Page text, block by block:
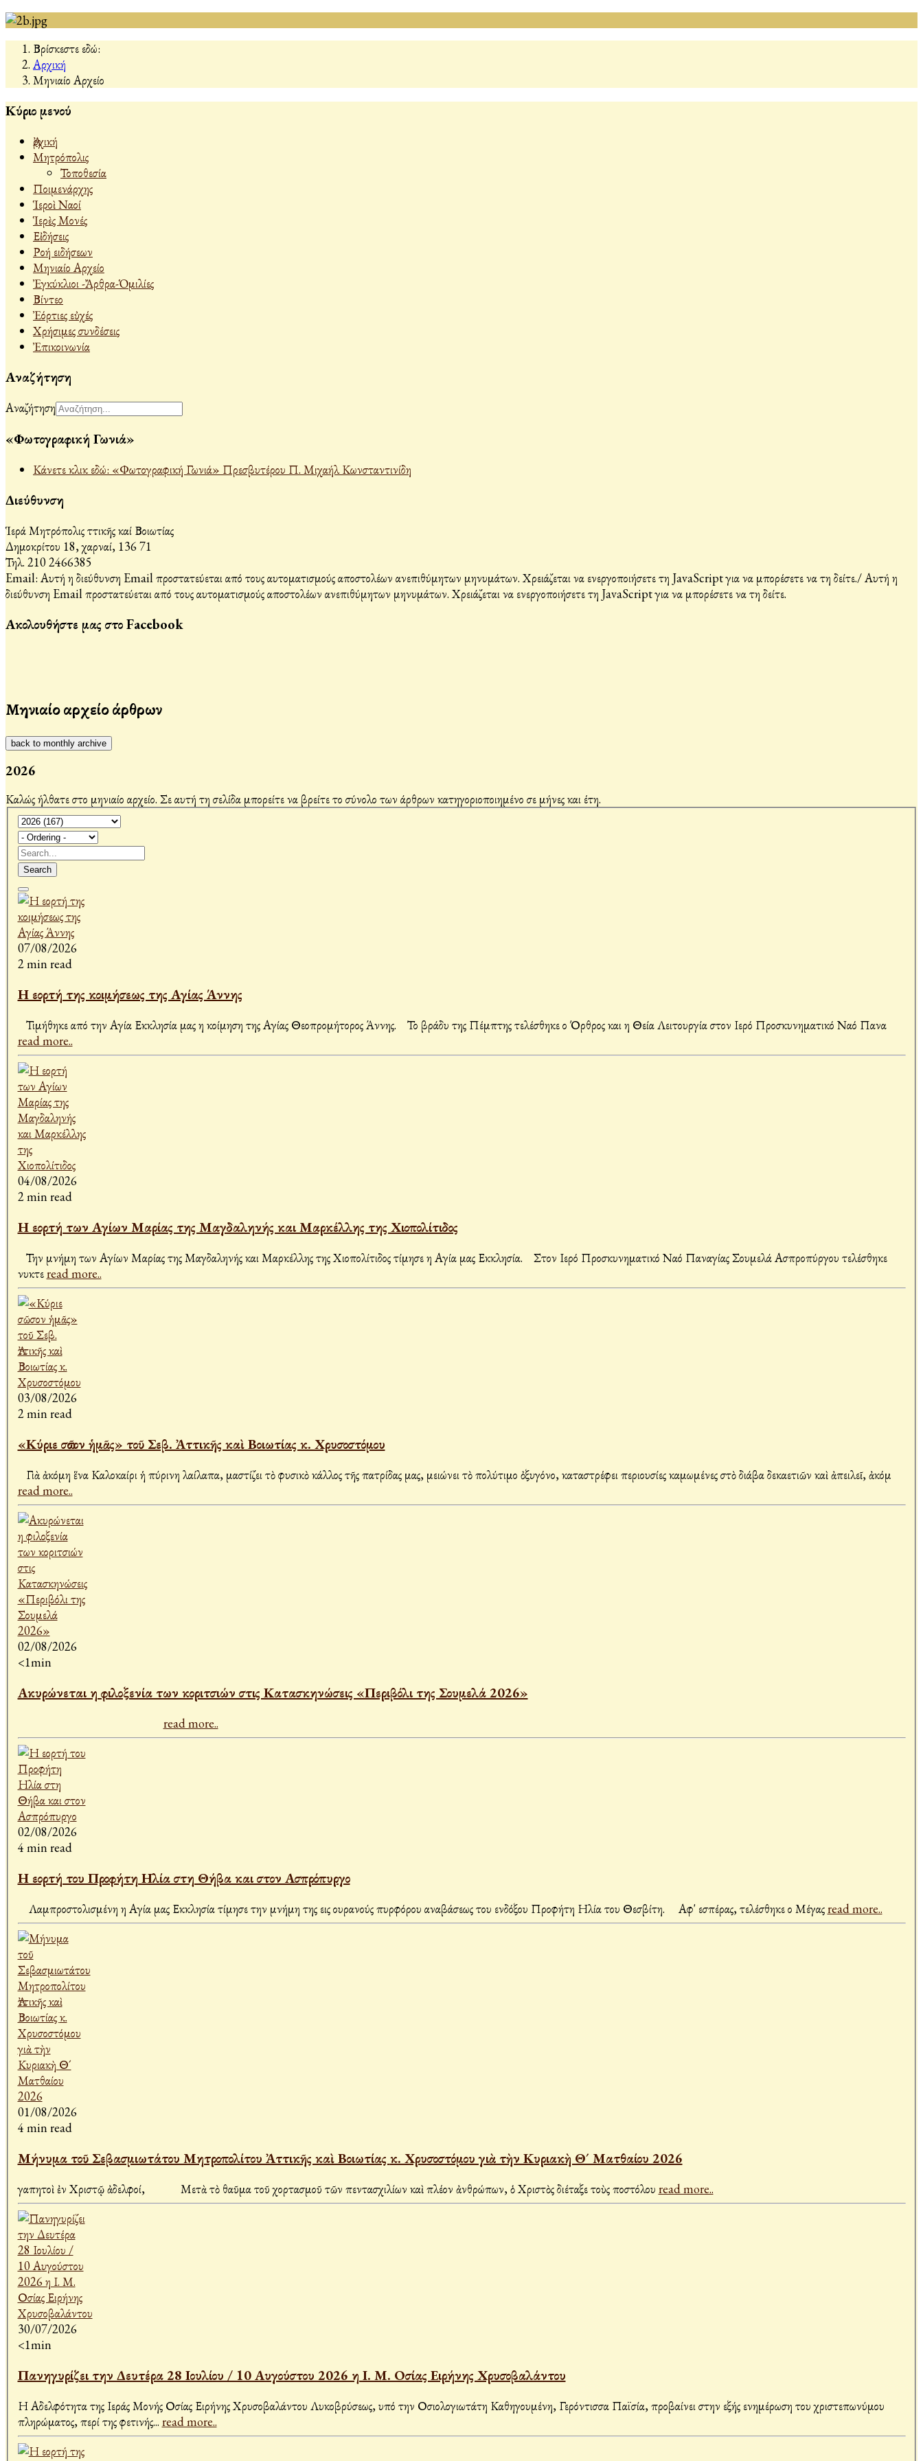
Βρίσκεστε εδώ:
Αρχική
Μηνιαίο Αρχείο
Κύριο μενού
Ἀρχική
Μητρόπολις
Τοποθεσία
Ποιμενάρχης
Ἱεροὶ Ναοί
Ἱερὲς Μονές
Εἰδήσεις
Ροή ειδήσεων
Μηνιαίο Αρχείο
Ἐγκύκλιοι -Ἄρθρα-Ὁμιλίες
Βίντεο
Ἐόρτιες εὐχές
Χρήσιμες συνδέσεις
Ἐπικοινωνία
Αναζήτηση
Αναζήτηση
«Φωτογραφική Γωνιά»
Κάνετε κλικ εδώ: «Φωτογραφική Γωνιά» Πρεσβυτέρου Π. Μιχαήλ Κωνσταντινίδη
Διεύθυνση
Ἱερά Μητρόπολις Ἀττικῆς καί Βοιωτίας
Δημοκρίτου 18, Ἀχαρναί, 136 71
Τηλ. 210 2466385
Email: Αυτή η διεύθυνση Email προστατεύεται από τους αυτοματισμούς αποστολέων ανεπιθύμητων μηνυμάτων. Χρειάζεται να ενεργοποιήσετε τη JavaScript για να μπορέσετε να τη δείτε./Αυτή η
διεύθυνση Email προστατεύεται από τους αυτοματισμούς αποστολέων ανεπιθύμητων μηνυμάτων. Χρειάζεται να ενεργοποιήσετε τη JavaScript για να μπορέσετε να τη δείτε.
Ακολουθήστε μας στο Facebook
Μηνιαίο αρχείο άρθρων
back to monthly archive
2026
Καλώς ήλθατε στο μηνιαίο αρχείο. Σε αυτή τη σελίδα μπορείτε να βρείτε το σύνολο των άρθρων κατηγοριοποιημένο σε μήνες και έτη.
Search
07/08/2026
2 min read
Η εορτή της κοιμήσεως της Αγίας Άννης
Τιμήθηκε από την Αγία Εκκλησία μας η κοίμηση της Αγίας Θεοπρομήτορος Άννης. Το βράδυ της Πέμπτης τελέσθηκε ο Όρθρος και η Θεία Λειτουργία στον Ιερό Προσκυνηματικό Ναό Πανα
read more..
04/08/2026
2 min read
Η εορτή των Αγίων Μαρίας της Μαγδαληνής και Μαρκέλλης της Χιοπολίτιδος
Την μνήμη των Αγίων Μαρίας της Μαγδαληνής και Μαρκέλλης της Χιοπολίτιδος τίμησε η Αγία μας Εκκλησία. Στον Ιερό Προσκυνηματικό Ναό Παναγίας Σουμελά Ασπροπύργου τελέσθηκε
νυκτεread more..
03/08/2026
2 min read
«Κύριε σῶσον ἡμᾶς» τοῦ Σεβ. Ἀττικῆς καὶ Βοιωτίας κ. Χρυσοστόμου
Γιὰ ἀκόμη ἕνα Καλοκαίρι ἡ πύρινη λαίλαπα, μαστίζει τὸ φυσικὸ κάλλος τῆς πατρίδας μας, μειώνει τὸ πολύτιμο ὀξυγόνο, καταστρέφει περιουσίες καμωμένες στὸ διάβα δεκαετιῶν καὶ ἀπειλεῖ, ἀκόμ
read more..
02/08/2026
<1min
Ακυρώνεται η φιλοξενία των κοριτσιών στις Κατασκηνώσεις «Περιβόλι της Σουμελά 2026»
read more..
02/08/2026
4 min read
Η εορτή του Προφήτη Ηλία στη Θήβα και στον Ασπρόπυργο
Λαμπροστολισμένη η Αγία μας Εκκλησία τίμησε την μνήμη της εις ουρανούς πυρφόρου αναβάσεως του ενδόξου Προφήτη Ηλία του Θεσβίτη. Αφ' εσπέρας, τελέσθηκε ο Μέγαςread more..
01/08/2026
4 min read
Μήνυμα τοῦ Σεβασμιωτάτου Μητροπολίτου Ἀττικῆς καὶ Βοιωτίας κ. Χρυσοστόμου γιὰ τὴν Κυριακὴ Θ´ Ματθαίου 2026
Ἀγαπητοὶ ἐν Χριστῷ ἀδελφοί, Μετὰ τὸ θαῦμα τοῦ χορτασμοῦ τῶν πεντασχιλίων καὶ πλέον ἀνθρώπων, ὁ Χριστὸς διέταξε τοὺς Ἀποστόλου read more..
30/07/2026
<1min
Πανηγυρίζει την Δευτέρα 28 Ιουλίου / 10 Αυγούστου 2026 η Ι. Μ. Οσίας Ειρήνης Χρυσοβαλάντου
Η Αδελφότητα της Ιεράς Μονής Οσίας Ειρήνης Χρυσοβαλάντου Λυκοβρύσεως, υπό την Οσιολογιωτάτη Καθηγουμένη, Γερόντισσα Παϊσία, προβαίνει στην εξής ενημέρωση του χριστεπωνύμου
πληρώματος, περί της φετινής... read more..